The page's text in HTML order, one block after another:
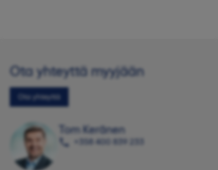
Ota yhteyttä myyjään
Ota yhteyttä
Tom Keränen
+358 400 839 233